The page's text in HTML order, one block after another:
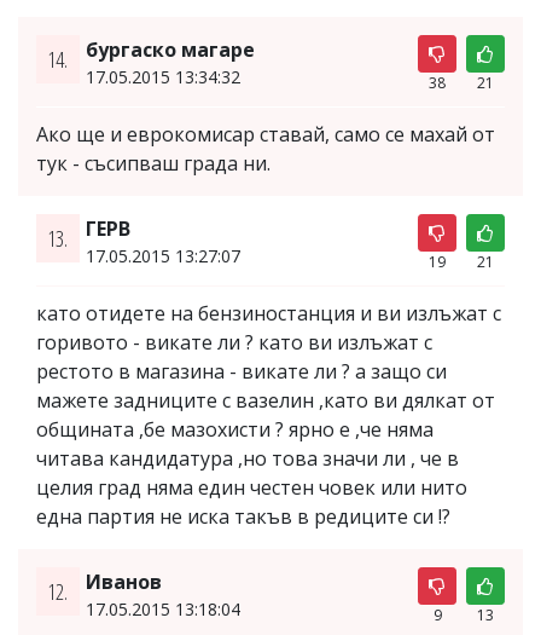
14. бургаско магаре
17.05.2015 13:34:32 38 21
Ако ще и еврокомисар ставай, само се махай от
тук - съсипваш града ни.
13. ГЕРВ
17.05.2015 13:27:07 19 21
като отидете на бензиностанция и ви излъжат с
горивото - викате ли ? като ви излъжат с
рестото в магазина - викате ли ? а защо си
мажете задниците с вазелин ,като ви дялкат от
общината ,бе мазохисти ? ярно е ,че няма
читава кандидатура ,но това значи ли , че в
целия град няма един честен човек или нито
една партия не иска такъв в редиците си !?
12. Иванов
17.05.2015 13:18:04 9 13